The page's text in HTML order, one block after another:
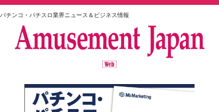
パチンコ・パチスロ業界ニュース＆ビジネス情報